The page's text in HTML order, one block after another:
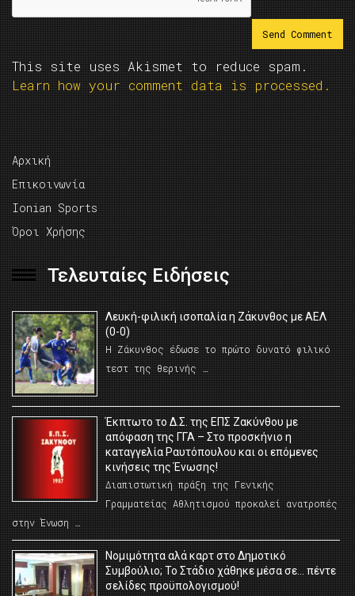
This site uses Akismet to reduce spam.
Learn how your comment data is processed.
Αρχική
Επικοινωνία
Ionian Sports
Όροι Χρήσης
Τελευταίες Ειδήσεις
Λευκή-φιλική ισοπαλία η Ζάκυνθος με ΑΕΛ
(0-0)
Η Ζάκυνθος έδωσε το πρώτο δυνατό φιλικό
τεστ της θερινής …
Έκπτωτο το Δ.Σ. της ΕΠΣ Ζακύνθου με
απόφαση της ΓΓΑ – Στο προσκήνιο η
καταγγελία Ραυτόπουλου και οι επόμενες
κινήσεις της Ένωσης!
Διαπιστωτική πράξη της Γενικής
Γραμματείας Αθλητισμού προκαλεί ανατροπές
στην Ένωση …
Νομιμότητα αλά καρτ στο Δημοτικό
Συμβούλιο; Το Στάδιο χάθηκε μέσα σε… πέντε
σελίδες προϋπολογισμού!